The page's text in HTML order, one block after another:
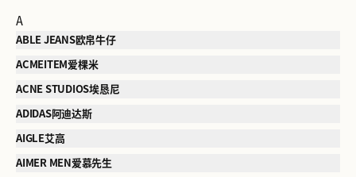
A
ABLE JEANS欧帛牛仔
ACMEITEM爱棵米
ACNE STUDIOS埃恳尼
ADIDAS阿迪达斯
AIGLE艾高
AIMER MEN爱慕先生